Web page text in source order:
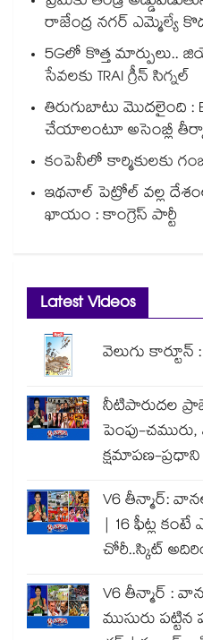
రాజేంద్ర నగర్ ఎమ్మెల్యే
5Gలో కొత్త మార్పులు..
సేవలకు TRAI గ్రీన్ సిగ్నల్
తిరుగుబాటు మొదలైంది :
చేయాలంటూ అసెంబ్లీ
కంపెనీలో కార్మికులకు
ఇథనాల్ పెట్రోల్ వల్ల
ఖాయం : కాంగ్రెస్ పార్టీ
Latest Videos
వెలుగు
నీటిపారుదల
పెంపు-చమురు,
క్షమాపణ-
V6 తీన్మార్:
| 16 ఫీట్ల కంటే
చోరీ..స్కిట్
V6 తీన్మార్ :
ముసురు